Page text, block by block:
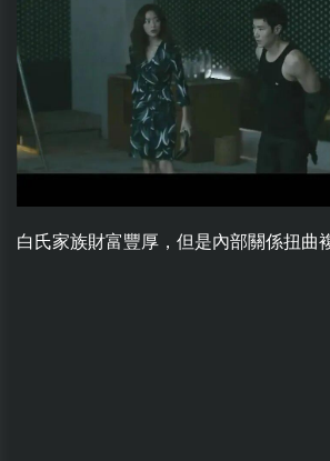
白氏家族財富豐厚，但是內部關係扭曲